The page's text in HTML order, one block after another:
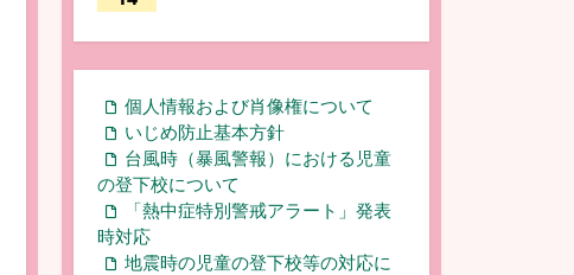
個人情報および肖像権について
いじめ防止基本方針
台風時（暴風警報）における児童
の登下校について
「熱中症特別警戒アラート」発表
時対応
地震時の児童の登下校等の対応に